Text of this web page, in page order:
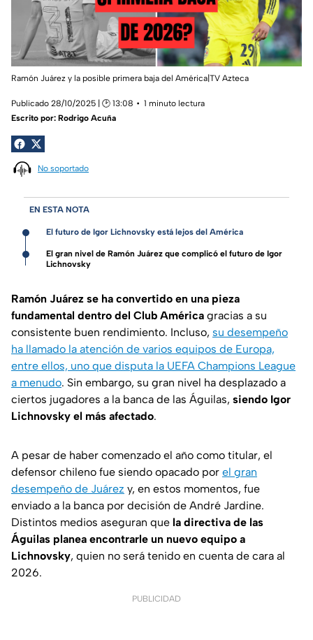
Ramón Juárez y la posible primera baja del América|TV Azteca
Publicado 28/10/2025 | 🕑 13:08
1 minuto lectura
Escrito por: Rodrigo Acuña
No soportado
EN ESTA NOTA
El futuro de Igor Lichnovsky está lejos del América
El gran nivel de Ramón Juárez que complicó el futuro de Igor
Lichnovsky
Ramón Juárez se ha convertido en una pieza
fundamental dentro del Club América gracias a su
consistente buen rendimiento. Incluso, su desempeño
ha llamado la atención de varios equipos de Europa,
entre ellos, uno que disputa la UEFA Champions League
a menudo. Sin embargo, su gran nivel ha desplazado a
ciertos jugadores a la banca de las Águilas, siendo Igor
Lichnovsky el más afectado.
A pesar de haber comenzado el año como titular, el
defensor chileno fue siendo opacado por el gran
desempeño de Juárez y, en estos momentos, fue
enviado a la banca por decisión de André Jardine.
Distintos medios aseguran que la directiva de las
Águilas planea encontrarle un nuevo equipo a
Lichnovsky, quien no será tenido en cuenta de cara al
2026.
PUBLICIDAD